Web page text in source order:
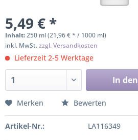
5,49 € *
Inhalt:250 ml (21,96 € * / 1000 ml)
inkl. MwSt.zzgl. Versandkosten
Lieferzeit 2-5 Werktage
In den
Merken Bewerten
Artikel-Nr.: LA116349